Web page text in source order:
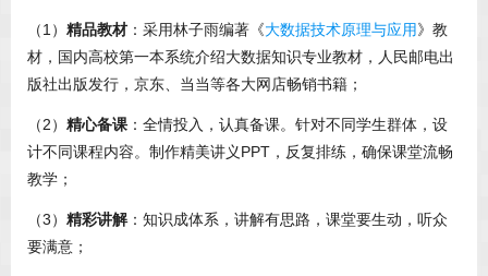
（1） 精品教材 ：采用林子雨编著《大数据技术原理与应用》教
材，国内高校第一本系统介绍大数据知识专业教材，人民邮电出
版社出版发行，京东、当当等各大网店畅销书籍；
（2） 精心备课 ：全情投入，认真备课。针对不同学生群体，设
计不同课程内容。制作精美讲义PPT，反复排练，确保课堂流畅
教学；
（3） 精彩讲解：知识成体系，讲解有思路，课堂要生动，听众
要满意；